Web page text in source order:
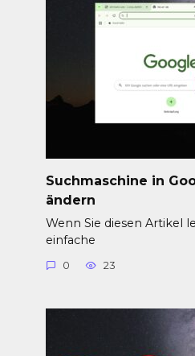
Suchmaschine in
ändern
Wenn Sie diesen Artikel
einfache
0 23